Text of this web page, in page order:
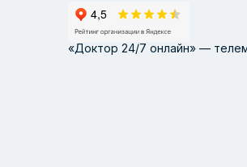
«Доктор 24/7 онлайн» —